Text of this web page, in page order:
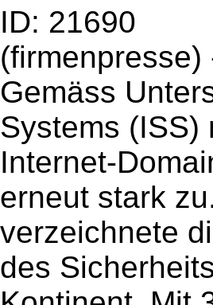
ID: 21690
(firmenpresse)
Gemäss
Systems (ISS)
Internet-
erneut stark
verzeichnete
des